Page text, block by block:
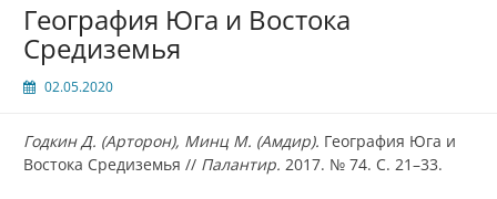
География Юга и Востока
Средиземья
02.05.2020
Годкин Д. (Арторон), Минц М. (Амдир). География Юга и
Востока Средиземья // Палантир. 2017. № 74. С. 21–33.